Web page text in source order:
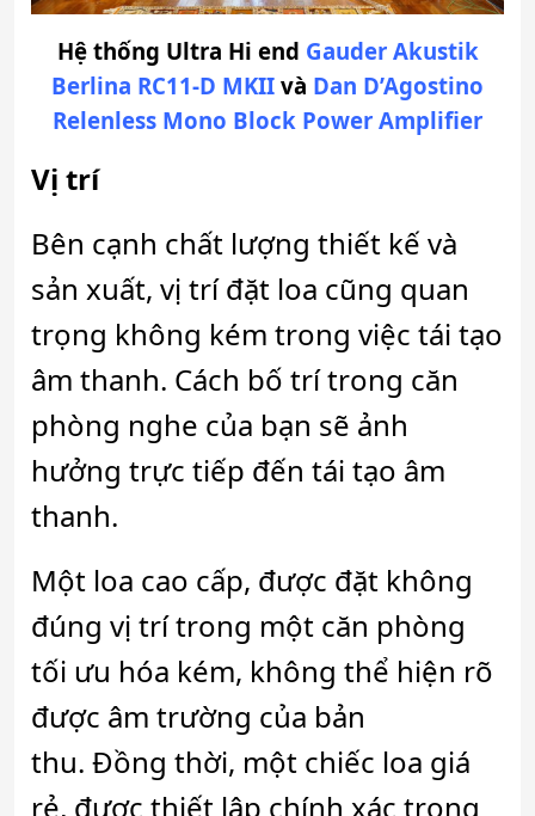
Hệ thống Ultra Hi end Gauder Akustik
Berlina RC11-D MKII và Dan D’Agostino
Relenless Mono Block Power Amplifier
Vị trí
Bên cạnh chất lượng thiết kế và
sản xuất, vị trí đặt loa cũng quan
trọng không kém trong việc tái tạo
âm thanh. Cách bố trí trong căn
phòng nghe của bạn sẽ ảnh
hưởng trực tiếp đến tái tạo âm
thanh.
Một loa cao cấp, được đặt không
đúng vị trí trong một căn phòng
tối ưu hóa kém, không thể hiện rõ
được âm trường của bản
thu. Đồng thời, một chiếc loa giá
rẻ, được thiết lập chính xác trong